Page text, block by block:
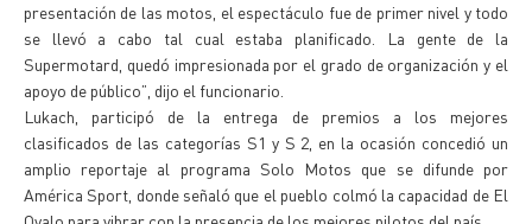
presentación de las motos, el espectáculo fue de primer nivel y todo
se llevó a cabo tal cual estaba planificado. La gente de la
Supermotard, quedó impresionada por el grado de organización y el
apoyo de público”, dijo el funcionario.
Lukach, participó de la entrega de premios a los mejores
clasificados de las categorías S1 y S 2, en la ocasión concedió un
amplio reportaje al programa Solo Motos que se difunde por
América Sport, donde señaló que el pueblo colmó la capacidad de El